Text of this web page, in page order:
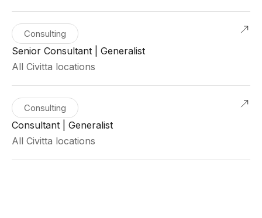
Consulting
Senior Consultant | Generalist
All Civitta locations
Consulting
Consultant | Generalist
All Civitta locations